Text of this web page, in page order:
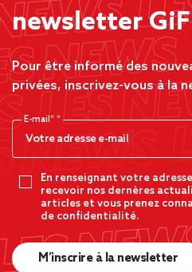
newsletter
Pour être informé des
privées, inscrivez-vous à la
E-mail*
En renseignant votre
recevoir nos dernères
articles et vous prenez
de confidentialité.
M’inscrire à la newsletter